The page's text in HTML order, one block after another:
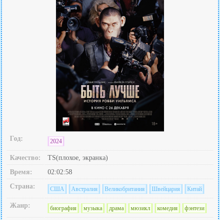
Год: 2024
Качество:
TS(плохое, экранка)
Время:
02:02:58
Страна:
США Австралия Великобритания Швейцария Китай
Жанр: биография музыка драма мюзикл комедия фэнтези